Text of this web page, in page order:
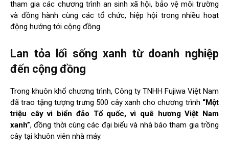
tham gia các chương trình an sinh xã hội, bảo vệ môi trường
và đồng hành cùng các tổ chức, hiệp hội trong nhiều hoạt
động hướng tới cộng đồng.
Lan tỏa lối sống xanh từ doanh nghiệp
đến cộng đồng
Trong khuôn khổ chương trình, Công ty TNHH Fujiwa Việt Nam
đã trao tặng tượng trưng 500 cây xanh cho chương trình “Một
triệu cây vì biển đảo Tổ quốc, vì quê hương Việt Nam
xanh”, đồng thời cùng các đại biểu và nhà báo tham gia trồng
cây tại khuôn viên nhà máy.